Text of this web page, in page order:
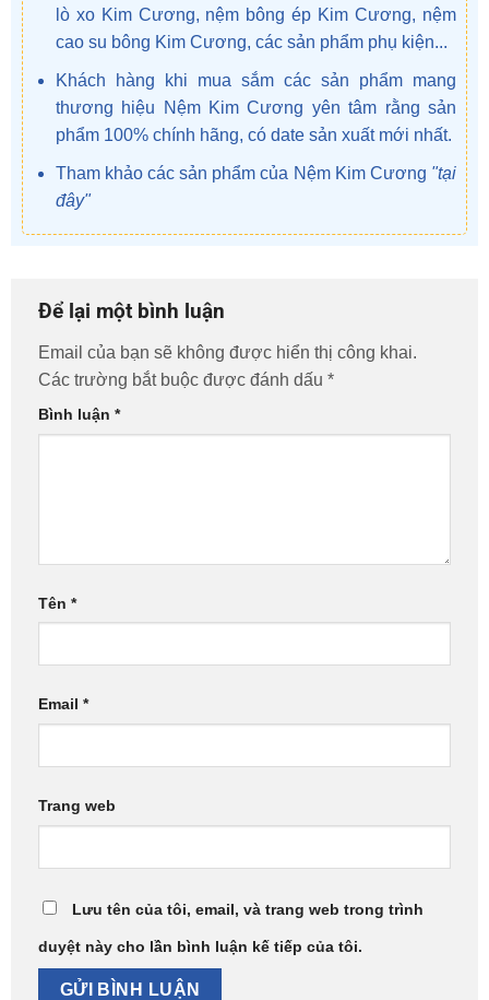
lò xo Kim Cương, nệm bông ép Kim Cương, nệm
cao su bông Kim Cương, các sản phẩm phụ kiện...
Khách hàng khi mua sắm các sản phẩm mang
thương hiệu Nệm Kim Cương yên tâm rằng sản
phẩm 100% chính hãng, có date sản xuất mới nhất.
Tham khảo các sản phẩm của Nệm Kim Cương "tại
đây"
Để lại một bình luận
Email của bạn sẽ không được hiển thị công khai.
Các trường bắt buộc được đánh dấu *
Bình luận *
Tên *
Email *
Trang web
Lưu tên của tôi, email, và trang web trong trình
duyệt này cho lần bình luận kế tiếp của tôi.